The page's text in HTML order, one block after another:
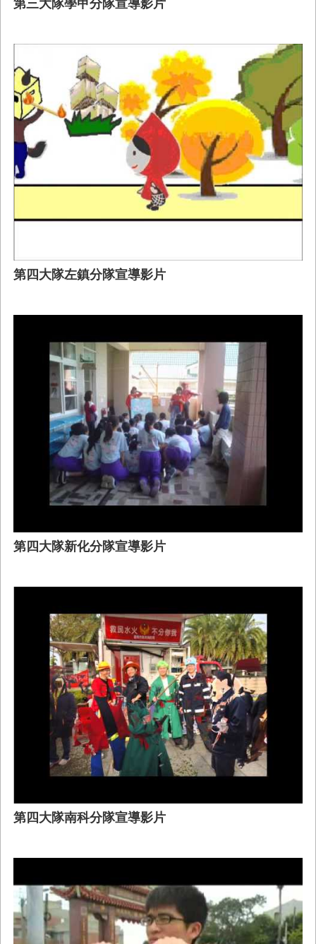
第三大隊學甲分隊宣導影片
第四大隊左鎮分隊宣導影片
第四大隊新化分隊宣導影片
第四大隊南科分隊宣導影片